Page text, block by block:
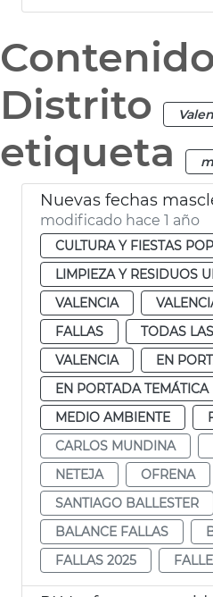
Distrito
etiqueta
modificado hace 1 año
CULTURA Y FIESTAS
LIMPIEZA Y RESIDUOS
VALENCIA
FALLAS
TODAS
VALENCIA
EN
EN PORTADA TEMÁTICA
MEDIO AMBIENTE
CARLOS MUNDINA
NETEJA
OFRENA
SANTIAGO BALLESTER
BALANCE FALLAS
FALLAS 2025